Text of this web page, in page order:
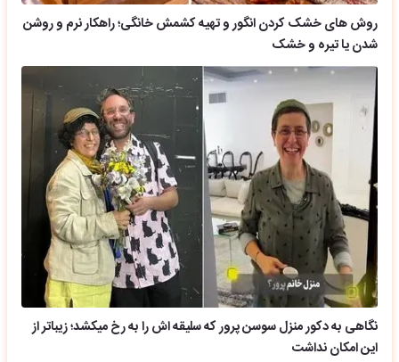
روش های خشک کردن انگور و تهیه کشمش خانگی؛ راهکار نرم و روشن
شدن یا تیره و خشک
نگاهی به دکور منزل سوسن پرور که سلیقه اش را به رخ میکشد؛ زیباتر از
این امکان نداشت